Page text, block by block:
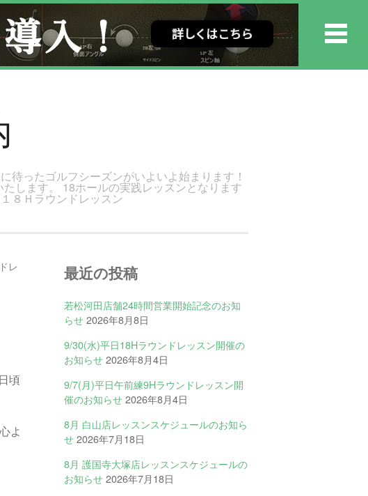
待ったゴルフシーズンがいよいよ始まります！
します。 18ホールの実践レッスンとなります
８Ｈラウンドレッスン
レ
頃
よ
最近の投稿
若松河田店舗24時間営業開始記念のお知
らせ2026年8月8日
9/30(水)平日18Hラウンドレッスン開催の
お知らせ2026年8月4日
9/7(月)平日午前練9Hラウンドレッスン開
催のお知らせ2026年8月4日
8月 白山店レッスンスケジュールのお知ら
せ2026年7月18日
8月 護国寺大塚店レッスンスケジュールの
お知らせ2026年7月18日